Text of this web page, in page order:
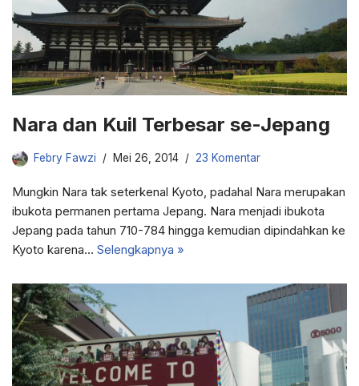
Nara dan Kuil Terbesar se-Jepang
Febry Fawzi Mei 26, 2014 23 Komentar
Mungkin Nara tak seterkenal Kyoto, padahal Nara merupakan
ibukota permanen pertama Jepang. Nara menjadi ibukota
Jepang pada tahun 710-784 hingga kemudian dipindahkan ke
Kyoto karena… Selengkapnya »